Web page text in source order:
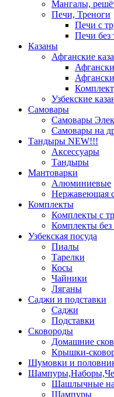
Мангалы,
Печи, Треноги
Печи с
Печи без
Казаны
Афганские
Узбекские
Самовары
Самовары
Самовары на
Тандыры NEW!!!
Аксессуары
Тандыры
Мантоварки
Алюминиевые
Нержавеющая
Комплекты
Комплекты с
Комплекты
Узбекская посуда
Пиалы
Тарелки
Косы
Чайники
Ляганы
Саджи и подставки
Саджи
Подставки
Сковороды
Домашние
Крышки-
Шумовки и
Шашлычные
Шампуры